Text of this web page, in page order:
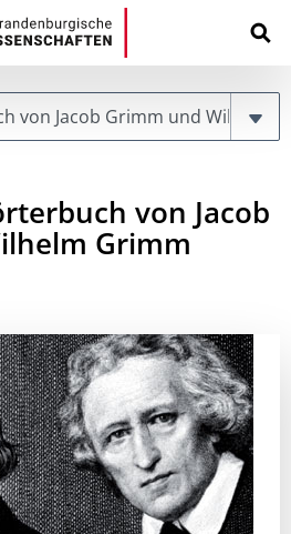
von Jacob
Grimm